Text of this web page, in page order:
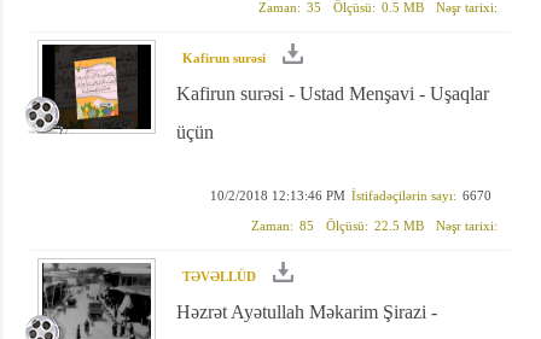
Nəşr tarixi:
0.5 MB
Ölçüsü:
35
Zaman:
Kafirun surəsi
Kafirun surəsi - Ustad Menşavi - Uşaqlar
üçün
6670
İstifadəçilərin sayı:
10/2/2018 12:13:46 PM
Nəşr tarixi:
22.5 MB
Ölçüsü:
85
Zaman:
TƏVƏLLÜD
Həzrət Ayətullah Məkarim Şirazi -